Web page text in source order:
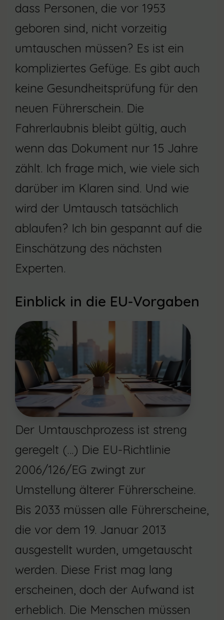
dass Personen, die vor 1953
geboren sind, nicht vorzeitig
umtauschen müssen? Es ist ein
kompliziertes Gefüge. Es gibt auch
keine Gesundheitsprüfung für den
neuen Führerschein. Die
Fahrerlaubnis bleibt gültig, auch
wenn das Dokument nur 15 Jahre
zählt. Ich frage mich, wie viele sich
darüber im Klaren sind. Und wie
wird der Umtausch tatsächlich
ablaufen? Ich bin gespannt auf die
Einschätzung des nächsten
Experten.
Einblick in die EU-Vorgaben
Der Umtauschprozess ist streng
geregelt (…) Die EU-Richtlinie
2006/126/EG zwingt zur
Umstellung älterer Führerscheine.
Bis 2033 müssen alle Führerscheine,
die vor dem 19. Januar 2013
ausgestellt wurden, umgetauscht
werden. Diese Frist mag lang
erscheinen, doch der Aufwand ist
erheblich. Die Menschen müssen